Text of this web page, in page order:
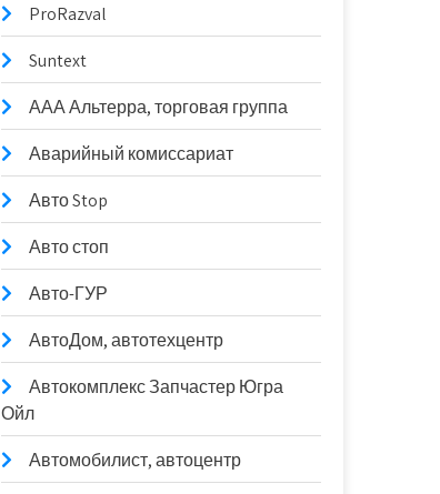
ProRazval
Suntext
ААА Альтерра, торговая группа
Аварийный комиссариат
Авто Stop
Авто стоп
Авто-ГУР
АвтоДом, автотехцентр
Автокомплекс Запчастер Югра
Ойл
Автомобилист, автоцентр